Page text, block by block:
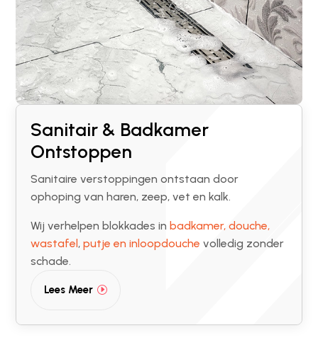
Sanitair & Badkamer
Ontstoppen
Sanitaire verstoppingen ontstaan door
ophoping van haren, zeep, vet en kalk.
Wij verhelpen blokkades in badkamer, douche,
wastafel, putje en inloopdouche volledig zonder
schade.
Lees Meer